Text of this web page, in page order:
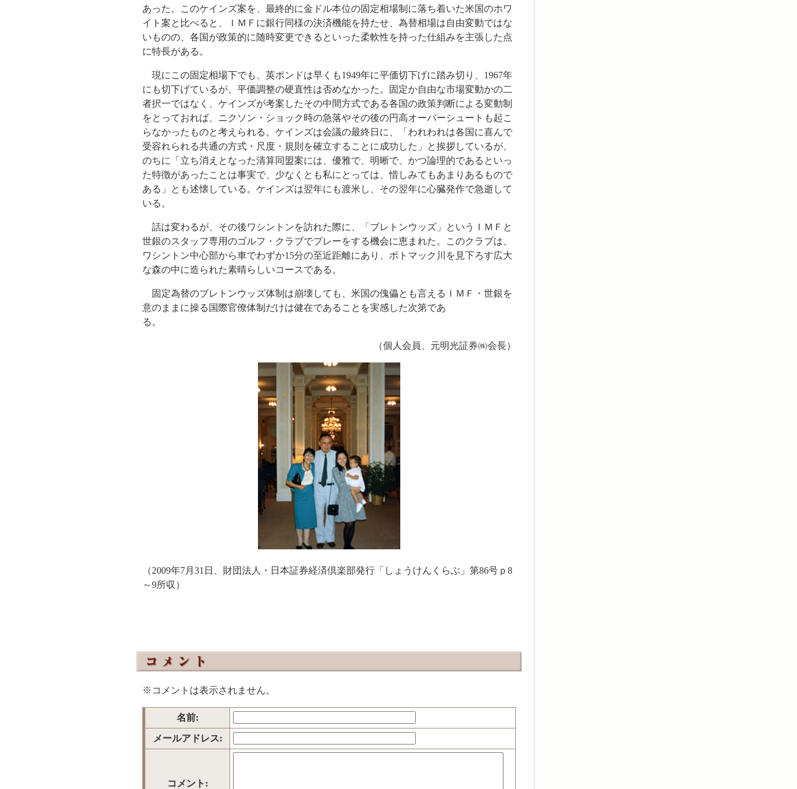
あった。このケインズ案を、最終的に金ドル本位の固定相場制に落ち着いた米国のホワ
イト案と比べると、ＩＭＦに銀行同様の決済機能を持たせ、為替相場は自由変動ではな
いものの、各国が政策的に随時変更できるといった柔軟性を持った仕組みを主張した点
に特長がある。
現にこの固定相場下でも、英ポンドは早くも1949年に平価切下げに踏み切り、1967年
にも切下げているが、平価調整の硬直性は否めなかった。固定か自由な市場変動かの二
者択一ではなく、ケインズが考案したその中間方式である各国の政策判断による変動制
をとっておれば、ニクソン・ショック時の急落やその後の円高オーバーシュートも起こ
らなかったものと考えられる。ケインズは会議の最終日に、「われわれは各国に喜んで
受容れられる共通の方式・尺度・規則を確立することに成功した」と挨拶しているが、
のちに「立ち消えとなった清算同盟案には、優雅で、明晰で、かつ論理的であるといっ
た特徴があったことは事実で、少なくとも私にとっては、惜しみてもあまりあるもので
ある」とも述懐している。ケインズは翌年にも渡米し、その翌年に心臓発作で急逝して
いる。
話は変わるが、その後ワシントンを訪れた際に、「ブレトンウッズ」というＩＭＦと
世銀のスタッフ専用のゴルフ・クラブでプレーをする機会に恵まれた。このクラブは、
ワシントン中心部から車でわずか15分の至近距離にあり、ポトマック川を見下ろす広大
な森の中に造られた素晴らしいコースである。
固定為替のブレトンウッズ体制は崩壊しても、米国の傀儡とも言えるＩＭＦ・世銀を
意のままに操る国際官僚体制だけは健在であることを実感した次第であ
る。
（個人会員、元明光証券㈱会長）
（2009年7月31日、財団法人・日本証券経済倶楽部発行「しょうけんくらぶ」第86号ｐ8
～9所収）
※コメントは表示されません。
名前:
メールアドレス:
コメント: